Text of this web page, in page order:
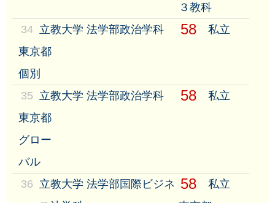
３教科
34 立教大学 法学部政治学科 58
私立
東京都
個別
35 立教大学 法学部政治学科 58
私立
東京都
グロー
バル
36 立教大学 法学部国際ビジネ 58
私立